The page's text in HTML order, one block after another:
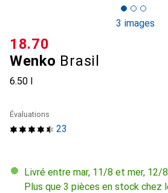
3 images
Wenko Brasil
6.50 l
CHF
18.70
23
Évaluations
Livré entre mar, 11/8 et mer, 12/8
Plus que 3 pièces en stock chez